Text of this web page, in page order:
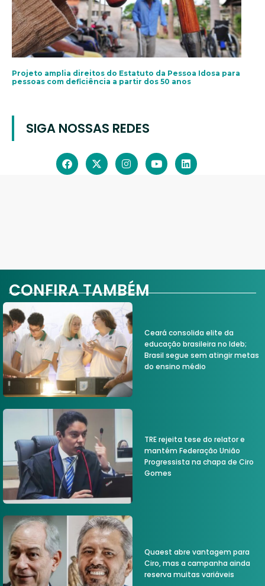
Projeto amplia direitos do Estatuto da Pessoa Idosa para
pessoas com deficiência a partir dos 50 anos
SIGA NOSSAS REDES
CONFIRA TAMBÉM
Ceará consolida elite da
educação brasileira no Ideb;
Brasil segue sem atingir metas
do ensino médio
TRE rejeita tese do relator e
mantém Federação União
Progressista na chapa de Ciro
Gomes
Quaest abre vantagem para
Ciro, mas a campanha ainda
reserva muitas variáveis